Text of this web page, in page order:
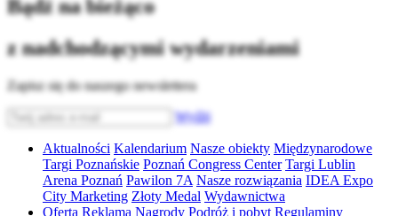
Bądź na bieżąco
z nadchodzącymi wydarzeniami
Zapisz się do naszego newslettera
Wyślij
Aktualności Kalendarium Nasze obiekty Międzynarodowe
Targi Poznańskie Poznań Congress Center Targi Lublin
Arena Poznań Pawilon 7A Nasze rozwiązania IDEA Expo
City Marketing Złoty Medal Wydawnictwa
Oferta Reklama Nagrody Podróż i pobyt Regulaminy